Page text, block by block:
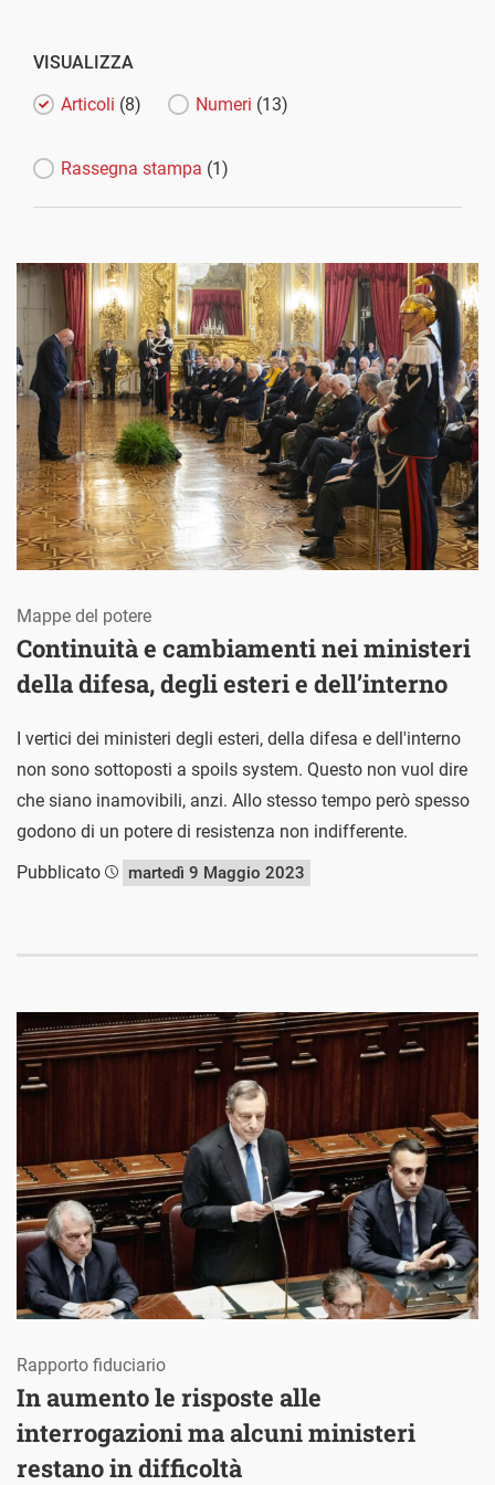
VISUALIZZA
Articoli (8) Numeri (13)
Rassegna stampa (1)
Continuità e cambiamenti nei ministeri
della difesa, degli esteri e dell’interno
Mappe del potere
I vertici dei ministeri degli esteri, della difesa e dell'interno
non sono sottoposti a spoils system. Questo non vuol dire
che siano inamovibili, anzi. Allo stesso tempo però spesso
godono di un potere di resistenza non indifferente.
Pubblicato
martedì 9 Maggio 2023
In aumento le risposte alle
interrogazioni ma alcuni ministeri
restano in difficoltà
Rapporto fiduciario